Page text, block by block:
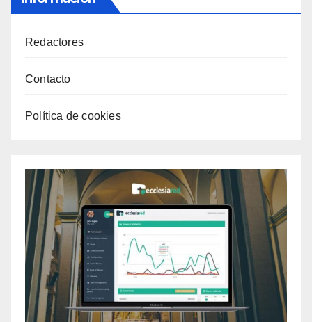
Redactores
Contacto
Política de cookies